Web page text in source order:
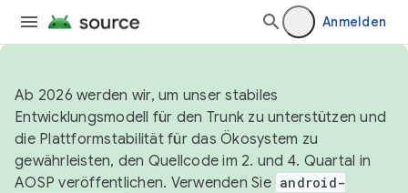
Anmelden
Ab 2026 werden wir, um unser stabiles
Entwicklungsmodell für den Trunk zu unterstützen und
die Plattformstabilität für das Ökosystem zu
gewährleisten, den Quellcode im 2. und 4. Quartal in
AOSP veröffentlichen. Verwenden Sie android-